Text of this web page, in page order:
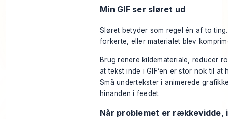
Min GIF ser sløret ud
Sløret betyder som regel én af to
forkerte, eller materialet blev
Brug renere kildemateriale, reducer
at tekst inde i GIF’en er stor nok til at
Små undertekster i animerede
hinanden i feedet.
Når problemet er rækkevidde,